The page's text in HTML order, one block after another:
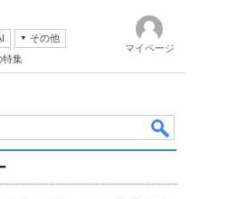
その他
特集
マイページ